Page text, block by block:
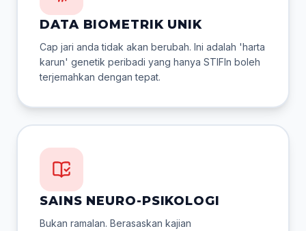
DATA BIOMETRIK UNIK
Cap jari anda tidak akan berubah. Ini adalah 'harta
karun' genetik peribadi yang hanya STIFIn boleh
terjemahkan dengan tepat.
SAINS NEURO-PSIKOLOGI
Bukan ramalan. Berasaskan kajian